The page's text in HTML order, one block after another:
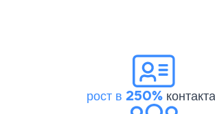
рост в 250%